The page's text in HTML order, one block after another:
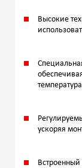
Высокие
ускоряя